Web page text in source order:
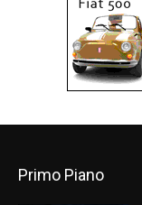
Primo Piano